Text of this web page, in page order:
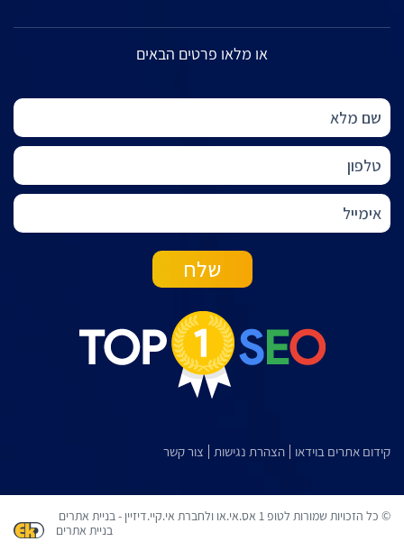
או מלאו פרטים הבאים
קידום אתרים בוידאו הצהרת נגישות צור קשר
© כל הזכויות שמורות לטופ 1 אס.אי.או ולחברת אי.קיי.דיזיין - בניית אתרים
בניית אתרים